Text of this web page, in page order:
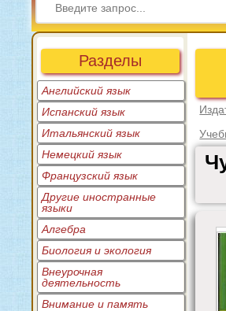
Разделы
Английский язык
Испанский язык
Итальянский язык
Немецкий язык
Французский язык
Другие иностранные
языки
Алгебра
Биология и экология
Внеурочная
деятельность
Внимание и память